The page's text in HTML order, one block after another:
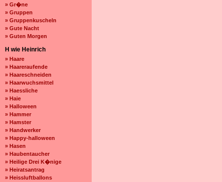
» Gr�ne
» Gruppen
» Gruppenkuscheln
» Gute Nacht
» Guten Morgen
H wie Heinrich
» Haare
» Haareraufende
» Haareschneiden
» Haarwuchsmittel
» Haessliche
» Haie
» Halloween
» Hammer
» Hamster
» Handwerker
» Happy-halloween
» Hasen
» Haubentaucher
» Heilige Drei K�nige
» Heiratsantrag
» Heissluftballons